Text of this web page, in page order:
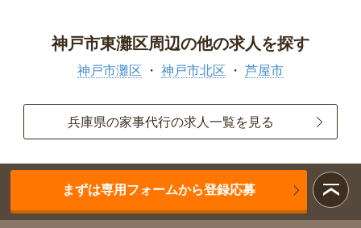
神戸市東灘区周辺の他の求人を探す
神戸市灘区 神戸市北区 芦屋市
兵庫県の家事代行の求人一覧を見る
まずは専用フォームから登録応募